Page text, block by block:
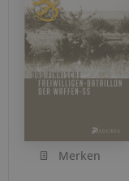
Merken